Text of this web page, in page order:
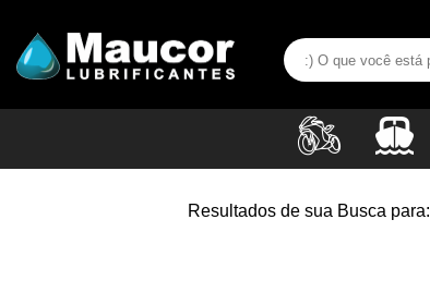
Resultados de sua Busca para: